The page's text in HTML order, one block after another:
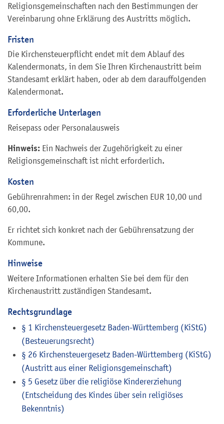
Religionsgemeinschaften nach den Bestimmungen der
Vereinbarung ohne Erklärung des Austritts möglich.
Fristen
Die Kirchensteuerpflicht endet mit dem Ablauf des
Kalendermonats, in dem Sie Ihren Kirchenaustritt beim
Standesamt erklärt haben, oder ab dem darauffolgenden
Kalendermonat.
Erforderliche Unterlagen
Reisepass oder Personalausweis
Hinweis: Ein Nachweis der Zugehörigkeit zu einer
Religionsgemeinschaft ist nicht erforderlich.
Kosten
Gebührenrahmen: in der Regel zwischen EUR 10,00 und
60,00.
Er richtet sich konkret nach der Gebührensatzung der
Kommune.
Hinweise
Weitere Informationen erhalten Sie bei dem für den
Kirchenaustritt zuständigen Standesamt.
Rechtsgrundlage
§ 1 Kirchensteuergesetz Baden-Württemberg (KiStG)
(Besteuerungsrecht)
§ 26 Kirchensteuergesetz Baden-Württemberg (KiStG)
(Austritt aus einer Religionsgemeinschaft)
§ 5 Gesetz über die religiöse Kindererziehung
(Entscheidung des Kindes über sein religiöses
Bekenntnis)